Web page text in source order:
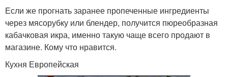
Если же прогнать заранее пропеченные ингредиенты
через мясорубку или блендер, получится пюреобразная
кабачковая икра, именно такую чаще всего продают в
магазине. Кому что нравится.
Кухня Европейская